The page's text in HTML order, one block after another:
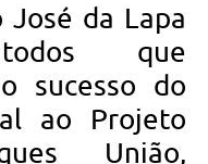
da Lapa
que
sucesso do
ao Projeto
União,